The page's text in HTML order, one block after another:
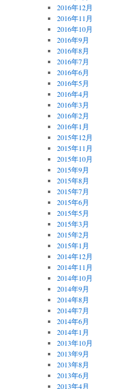
2016年12月
2016年11月
2016年10月
2016年9月
2016年8月
2016年7月
2016年6月
2016年5月
2016年4月
2016年3月
2016年2月
2016年1月
2015年12月
2015年11月
2015年10月
2015年9月
2015年8月
2015年7月
2015年6月
2015年5月
2015年3月
2015年2月
2015年1月
2014年12月
2014年11月
2014年10月
2014年9月
2014年8月
2014年7月
2014年6月
2014年1月
2013年10月
2013年9月
2013年8月
2013年6月
2013年4月